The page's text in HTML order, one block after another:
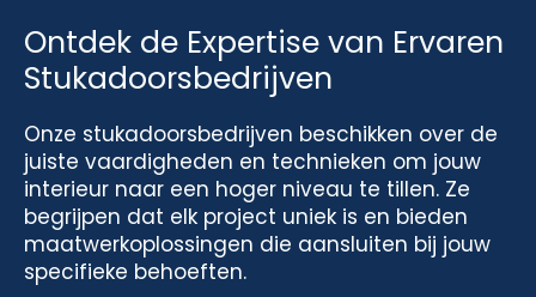
Ontdek de Expertise van Ervaren
Stukadoorsbedrijven
Onze stukadoorsbedrijven beschikken over de
juiste vaardigheden en technieken om jouw
interieur naar een hoger niveau te tillen. Ze
begrijpen dat elk project uniek is en bieden
maatwerkoplossingen die aansluiten bij jouw
specifieke behoeften.